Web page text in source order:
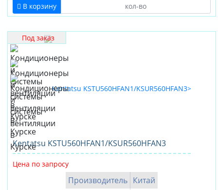
В корзину
Под заказ
Kentatsu KSTU560HFAN1/KSUR560HFAN3
Цена по запросу
Производитель Китай